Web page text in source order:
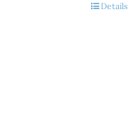
Details